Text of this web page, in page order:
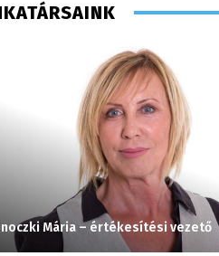
Mária – értékesítési vezető